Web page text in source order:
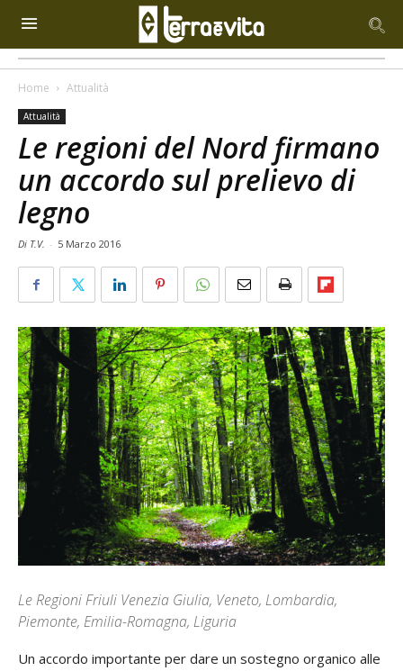
Home Attualità
Attualità
Le regioni del Nord firmano
un accordo sul prelievo di
legno
Di T.V. - 5 Marzo 2016
Le Regioni Friuli Venezia Giulia, Veneto, Lombardia,
Piemonte, Emilia-Romagna, Liguria
Un accordo importante per dare un sostegno organico alle